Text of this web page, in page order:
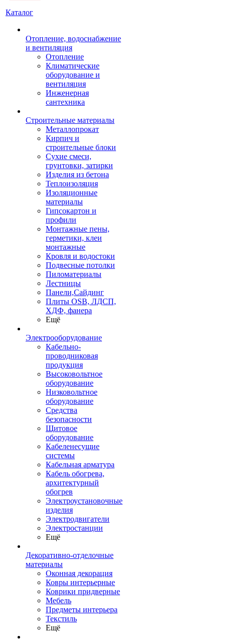
Каталог
Отопление, водоснабжение
и вентиляция
Отопление
Климатические
оборудование и
вентиляция
Инженерная
сантехника
Строительные материалы
Металлопрокат
Кирпич и
строительные блоки
Сухие смеси,
грунтовки, затирки
Изделия из бетона
Теплоизоляция
Изоляционные
материалы
Гипсокартон и
профили
Монтажные пены,
герметики, клеи
монтажные
Кровля и водостоки
Подвесные потолки
Пиломатериалы
Лестницы
Панели,Сайдинг
Плиты OSB, ЛДСП,
ХДФ, фанера
Ещё
Электрооборудование
Кабельно-
проводниковая
продукция
Высоковольтное
оборудование
Низковольтное
оборудование
Средства
безопасности
Щитовое
оборудование
Кабеленесущие
системы
Кабельная арматура
Кабель обогрева,
архитектурный
обогрев
Электроустановочные
изделия
Электродвигатели
Электростанции
Ещё
Декоративно-отделочные
материалы
Оконная декорация
Ковры интерьерные
Коврики придверные
Мебель
Предметы интерьера
Текстиль
Ещё